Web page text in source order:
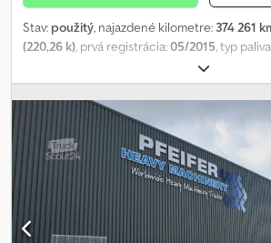
Stav: použitý, najazdené kilometre: 374 261
(220,26 k), prvá registrácia:05/2015, typ
, typ prevodu:
trieda:Euro 6, počet sedadiel:3, objem
m³, dĺžka ložného priestoru:7 180 mm, šírka
2 450 mm
, výška ložného priestoru:2 630 mm
klimatizácia
, * 1360 – Identifikačné číslo
dopyty * 3-miestne * ABS, ASR, manuálna
stupňami, motorová brzda, tempomat,
komfortné vyhrievané sedadlo s opierkami
prehrávačom, klimatizácia, elektrické okná,
vyhrievané spätné zrkadlá, strešný spojler,